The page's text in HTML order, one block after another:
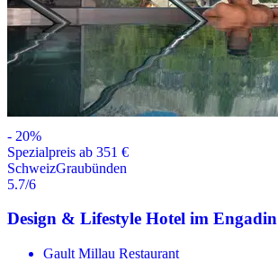
- 20%
Spezialpreis ab 351 €
SchweizGraubünden
5.7/6
Design & Lifestyle Hotel im Engadin
Gault Millau Restaurant